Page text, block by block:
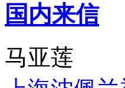
国内来信
马亚莲